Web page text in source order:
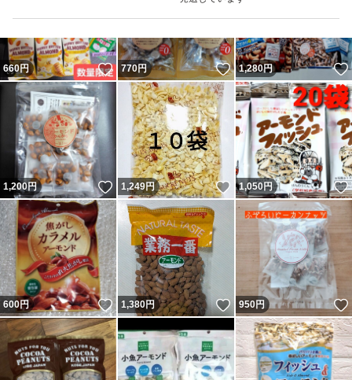
660円 いいね！
770円 いいね！
1,280円
1,200円 いいね！
1,249円 いいね！
1,050円
600円 いいね！
1,380円 いいね！
950円